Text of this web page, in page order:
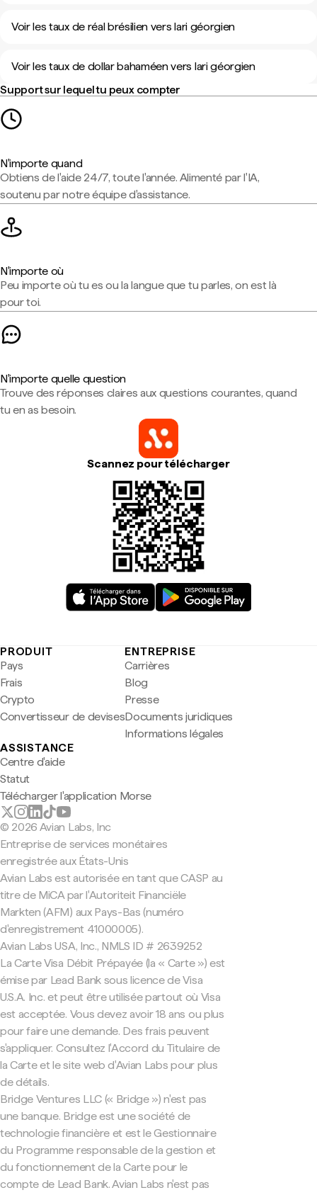
Voir les taux de réal brésilien vers lari géorgien
Voir les taux de dollar bahaméen vers lari géorgien
Support sur lequel tu peux compter
N'importe quand
Obtiens de l'aide 24/7, toute l'année. Alimenté par l'IA,
soutenu par notre équipe d'assistance.
N'importe où
Peu importe où tu es ou la langue que tu parles, on est là
pour toi.
N'importe quelle question
Trouve des réponses claires aux questions courantes, quand
tu en as besoin.
Scannez pour télécharger
PRODUIT
Pays
Frais
Crypto
Convertisseur de devises
ENTREPRISE
Carrières
Blog
Presse
Documents juridiques
Informations légales
ASSISTANCE
Centre d'aide
Statut
Télécharger l'application Morse
© 2026 Avian Labs, Inc
Entreprise de services monétaires
enregistrée aux États-Unis
Avian Labs est autorisée en tant que CASP au
titre de MiCA par l'Autoriteit Financiële
Markten (AFM) aux Pays-Bas (numéro
d'enregistrement 41000005).
Avian Labs USA, Inc., NMLS ID # 2639252
La Carte Visa Débit Prépayée (la « Carte ») est
émise par Lead Bank sous licence de Visa
U.S.A. Inc. et peut être utilisée partout où Visa
est acceptée. Vous devez avoir 18 ans ou plus
pour faire une demande. Des frais peuvent
s'appliquer. Consultez l'Accord du Titulaire de
la Carte et le site web d'Avian Labs pour plus
de détails.
Bridge Ventures LLC (« Bridge ») n'est pas
une banque. Bridge est une société de
technologie financière et est le Gestionnaire
du Programme responsable de la gestion et
du fonctionnement de la Carte pour le
compte de Lead Bank. Avian Labs n'est pas